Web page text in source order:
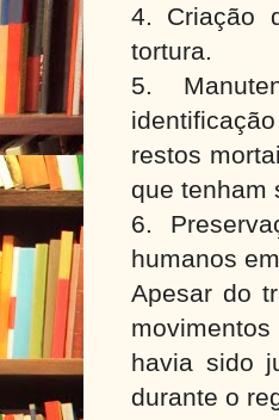
4. Criação
tortura.
5.
restos
que tenham
6.
humanos
Apesar do
havia sido
durante o